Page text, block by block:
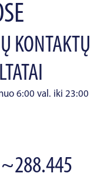
KONTAKTŲ
6:00 val. iki 23:00
~288.445